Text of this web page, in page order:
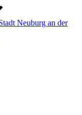
Neuburg an der